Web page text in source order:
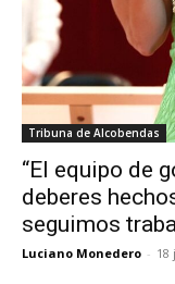
Tribuna de Alcobendas
“El equipo de
deberes
seguimos
Luciano Monedero - 18